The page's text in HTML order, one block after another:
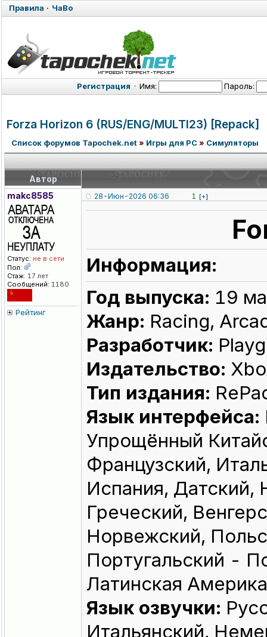
Правила · ЧаВо
Регистрация · Имя: Пароль:
Forza Horizon 6 (RUS/ENG/MULTI23) [Repack]
Список форумов Tapochek.net» Игры для PC» Симуляторы
Автор
makc8585
Статус: не в сети
Пол:
Стаж: 17 лет
Сообщений: 1180
Рейтинг
28-Июн-2026 06:36 1 [+]
Информация:
Год выпуска: 19
Жанр: Racing,
Разработчик:
Издательство:
Тип издания:
Язык интерфейса:
Упрощённый
Французский,
Испания, Датский,
Греческий,
Норвежский,
Португальский -
Латинская
Язык озвучки:
Итальянский,